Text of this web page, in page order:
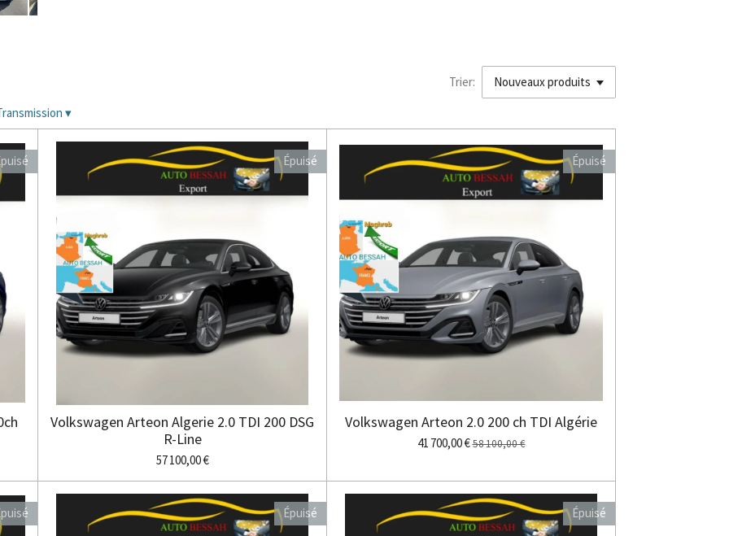
Trier:
▾
Épuisé
Volkswagen Arteon Algerie 2.0 TDI 200 DSG
R-Line
57 100,00 €
Épuisé
Volkswagen Arteon 2.0 200 ch TDI Algérie
41 700,00 €58 100,00 €
Épuisé Épuisé